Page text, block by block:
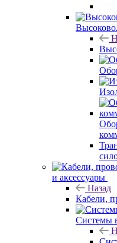
и аксессуары
Назад
Кабели,
Системы